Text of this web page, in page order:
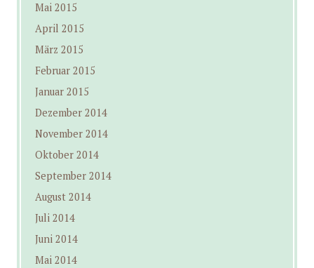
Mai 2015
April 2015
März 2015
Februar 2015
Januar 2015
Dezember 2014
November 2014
Oktober 2014
September 2014
August 2014
Juli 2014
Juni 2014
Mai 2014